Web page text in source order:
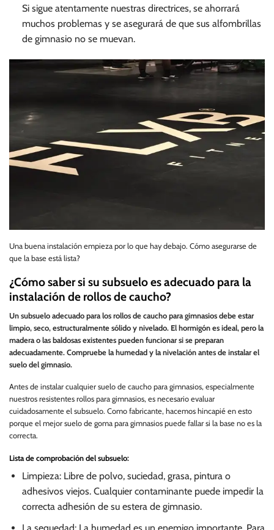
Si sigue atentamente nuestras directrices, se ahorrará
muchos problemas y se asegurará de que sus alfombrillas
de gimnasio no se muevan.
Una buena instalación empieza por lo que hay debajo. Cómo asegurarse de
que la base está lista?
¿Cómo saber si su subsuelo es adecuado para la
instalación de rollos de caucho?
Un subsuelo adecuado para los rollos de caucho para gimnasios debe estar
limpio, seco, estructuralmente sólido y nivelado. El hormigón es ideal, pero la
madera o las baldosas existentes pueden funcionar si se preparan
adecuadamente. Compruebe la humedad y la nivelación antes de instalar el
suelo del gimnasio.
Antes de instalar cualquier suelo de caucho para gimnasios, especialmente
nuestros resistentes rollos para gimnasios, es necesario evaluar
cuidadosamente el subsuelo. Como fabricante, hacemos hincapié en esto
porque el mejor suelo de goma para gimnasios puede fallar si la base no es la
correcta.
Lista de comprobación del subsuelo:
Limpieza: Libre de polvo, suciedad, grasa, pintura o
adhesivos viejos. Cualquier contaminante puede impedir la
correcta adhesión de su estera de gimnasio.